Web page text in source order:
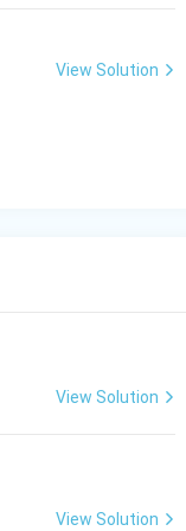
प्रदान करें। जब
View Solution
View Solution
View Solution